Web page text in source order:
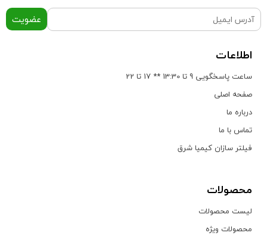
عضویت
اطلاعات
ساعت پاسخگویی 9 تا 13:30 ** 17 تا 22
صفحه اصلی
درباره ما
تماس با ما
فیلتر سازان کیمیا شرق
محصولات
لیست محصولات
محصولات ویژه